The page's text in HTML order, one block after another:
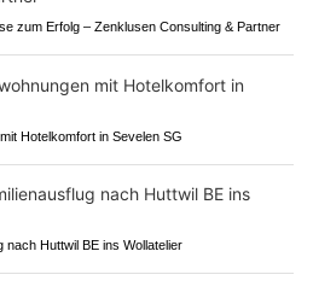
zum Erfolg – Zenklusen Consulting & Partner
Hotelkomfort in Sevelen SG
Huttwil BE ins Wollatelier